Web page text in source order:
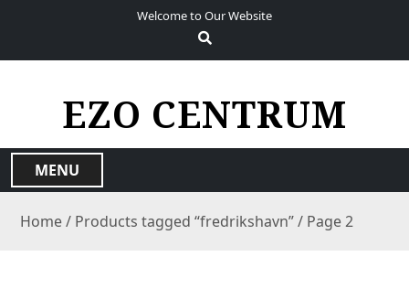
Welcome to Our Website
EZO CENTRUM
MENU
Home/ Products tagged “fredrikshavn”/ Page 2